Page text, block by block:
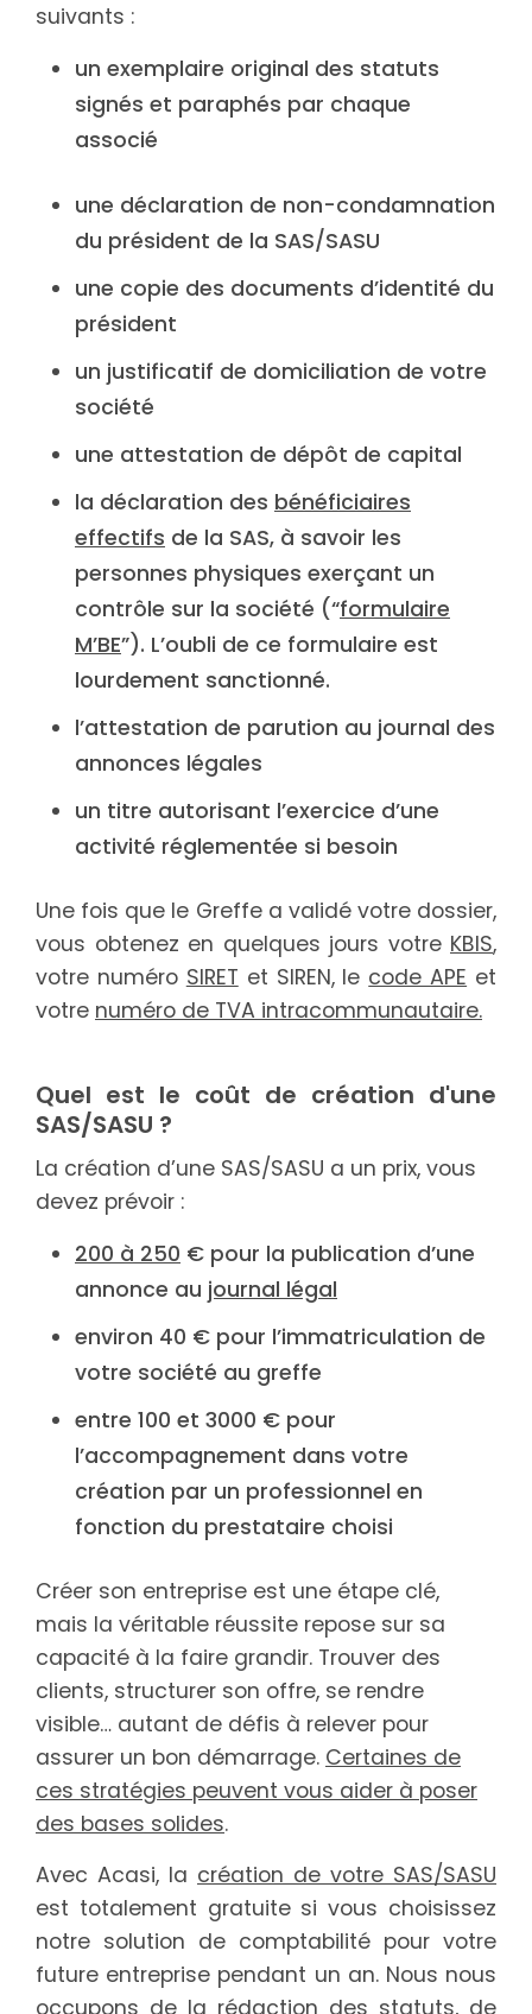
suivants :
un exemplaire original des statuts
signés et paraphés par chaque
associé
une déclaration de non-condamnation
du président de la SAS/SASU
une copie des documents d’identité du
président
un justificatif de domiciliation de votre
société
une attestation de dépôt de capital
la déclaration des bénéficiaires
effectifs de la SAS, à savoir les
personnes physiques exerçant un
contrôle sur la société (“formulaire
M’BE”). L’oubli de ce formulaire est
lourdement sanctionné.
l’attestation de parution au journal des
annonces légales
un titre autorisant l’exercice d’une
activité réglementée si besoin
Une fois que le Greffe a validé votre dossier,
vous obtenez en quelques jours votre KBIS,
votre numéro SIRET et SIREN, le code APE et
votre numéro de TVA intracommunautaire.
Quel est le coût de création d'une
SAS/SASU ?
La création d’une SAS/SASU a un prix, vous
devez prévoir :
200 à 250 € pour la publication d’une
annonce au journal légal
environ 40 € pour l’immatriculation de
votre société au greffe
entre 100 et 3000 € pour
l’accompagnement dans votre
création par un professionnel en
fonction du prestataire choisi
Créer son entreprise est une étape clé,
mais la véritable réussite repose sur sa
capacité à la faire grandir. Trouver des
clients, structurer son offre, se rendre
visible… autant de défis à relever pour
assurer un bon démarrage. Certaines de
ces stratégies peuvent vous aider à poser
des bases solides.
Avec Acasi, la création de votre SAS/SASU
est totalement gratuite si vous choisissez
notre solution de comptabilité pour votre
future entreprise pendant un an. Nous nous
occupons de la rédaction des statuts, de